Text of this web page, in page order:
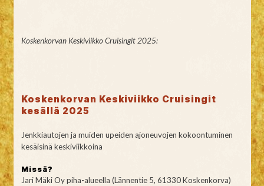
Koskenkorvan Keskiviikko Cruisingit 2025:
Koskenkorvan Keskiviikko Cruisingit
kesällä 2025
Jenkkiautojen ja muiden upeiden ajoneuvojen kokoontuminen
kesäisinä keskiviikkoina
Missä?
Jari Mäki Oy piha-alueella (Lännentie 5, 61330 Koskenkorva)